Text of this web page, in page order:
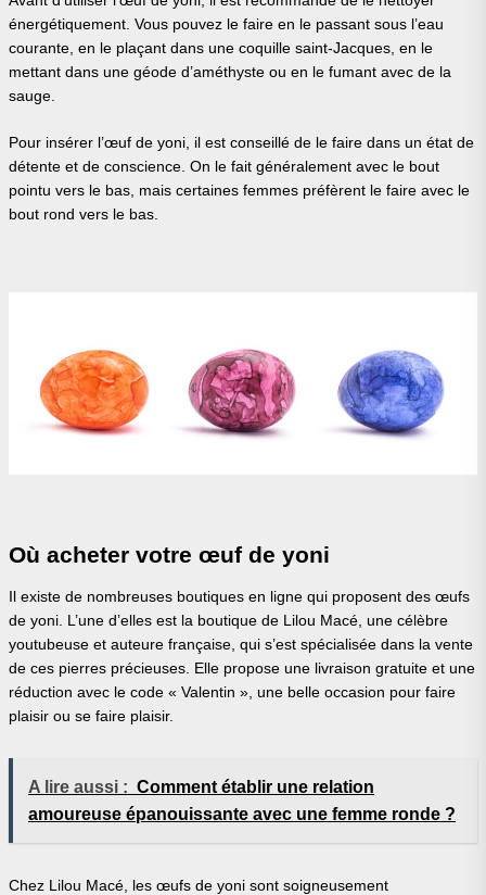
énergétiquement. Vous pouvez le faire en le passant sous l’eau
courante, en le plaçant dans une coquille saint-Jacques, en le
mettant dans une géode d’améthyste ou en le fumant avec de la
sauge.
Pour insérer l’œuf de yoni, il est conseillé de le faire dans un état de
détente et de conscience. On le fait généralement avec le bout
pointu vers le bas, mais certaines femmes préfèrent le faire avec le
bout rond vers le bas.
Où acheter votre œuf de yoni
Il existe de nombreuses boutiques en ligne qui proposent des œufs
de yoni. L’une d’elles est la boutique de Lilou Macé, une célèbre
youtubeuse et auteure française, qui s’est spécialisée dans la vente
de ces pierres précieuses. Elle propose une livraison gratuite et une
réduction avec le code « Valentin », une belle occasion pour faire
plaisir ou se faire plaisir.
A lire aussi : Comment établir une relation
amoureuse épanouissante avec une femme ronde ?
Chez Lilou Macé, les œufs de yoni sont soigneusement